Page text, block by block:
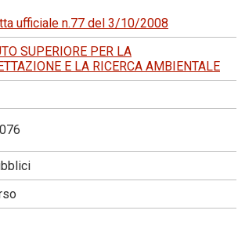
ufficiale n.77 del 3/10/2008
SUPERIORE PER LA
E LA RICERCA AMBIENTALE